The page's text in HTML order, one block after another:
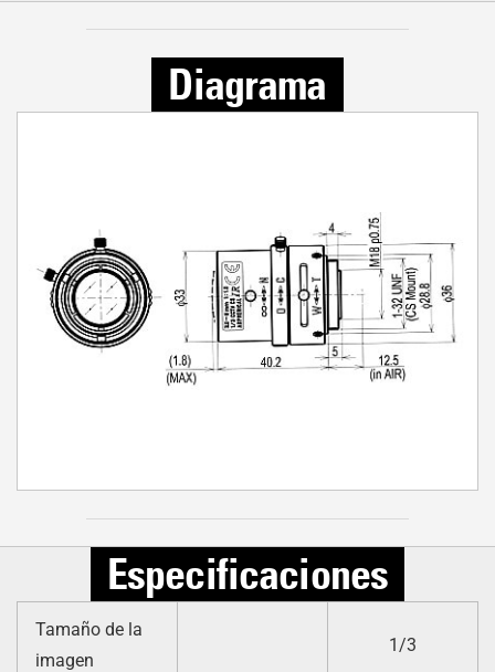
Diagrama
Especificaciones
Tamaño de la
imagen
1/3